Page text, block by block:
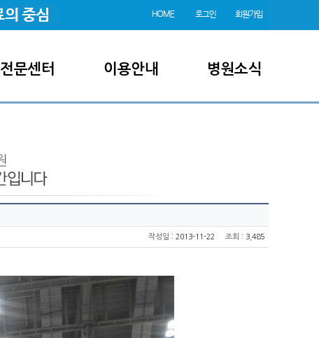
전문센터 이용안내 병원소식
작성일 : 2013-11-22 조회 : 3,485